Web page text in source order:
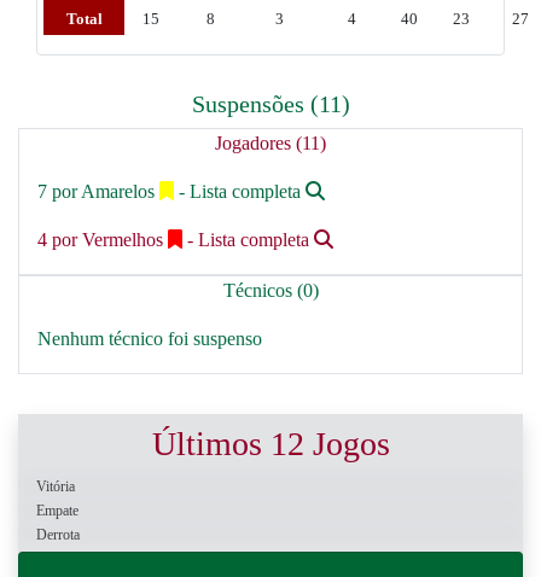
Total
15 8 3 4 40 23 27
Suspensões (11)
Jogadores (11)
7 por Amarelos - Lista completa
4 por Vermelhos - Lista completa
Técnicos (0)
Nenhum técnico foi suspenso
Últimos 12 Jogos
Vitória
Empate
Derrota